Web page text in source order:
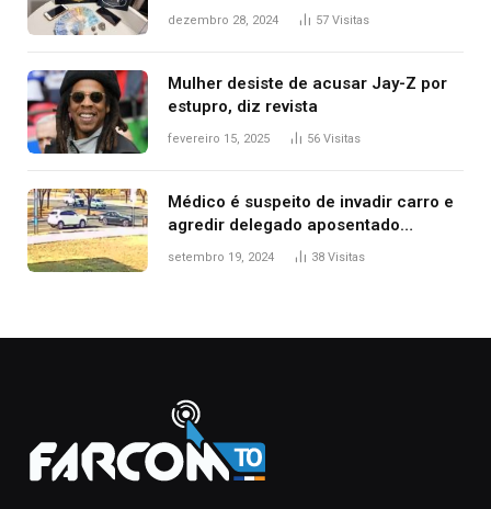
de delegacia e escola, diz polícia
dezembro 28, 2024 57 Visitas
Mulher desiste de acusar Jay-Z por
estupro, diz revista
fevereiro 15, 2025 56 Visitas
Médico é suspeito de invadir carro e
agredir delegado aposentado
durante confusão no trânsito
setembro 19, 2024 38 Visitas